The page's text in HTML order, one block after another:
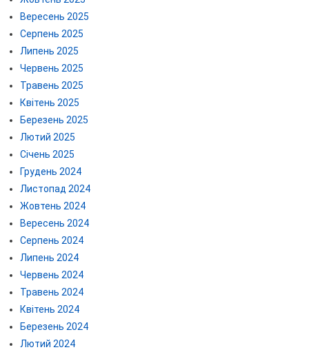
Вересень 2025
Серпень 2025
Липень 2025
Червень 2025
Травень 2025
Квітень 2025
Березень 2025
Лютий 2025
Січень 2025
Грудень 2024
Листопад 2024
Жовтень 2024
Вересень 2024
Серпень 2024
Липень 2024
Червень 2024
Травень 2024
Квітень 2024
Березень 2024
Лютий 2024